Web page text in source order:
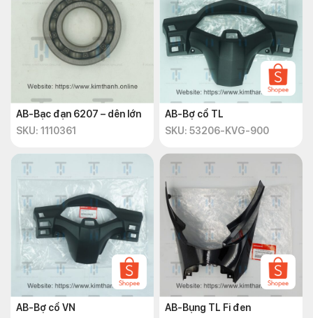
AB-Bạc đạn 6207 – dên lớn
SKU: 1110361
AB-Bợ cổ TL
SKU: 53206-KVG-900
AB-Bợ cổ VN
AB-Bụng TL Fi đen